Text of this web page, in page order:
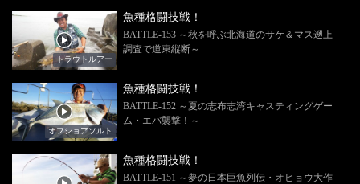
トラウトルアー
魚種格闘技戦！
BATTLE-153 ～秋を呼ぶ北海道のサケ＆マス遡上
調査で道東縦断～
オフショアソルト
魚種格闘技戦！
BATTLE-152 ～夏の志布志湾キャスティングゲー
ム・エバ襲撃！～
魚種格闘技戦！
BATTLE-151 ～夢の日本巨魚列伝・オヒョウ大作